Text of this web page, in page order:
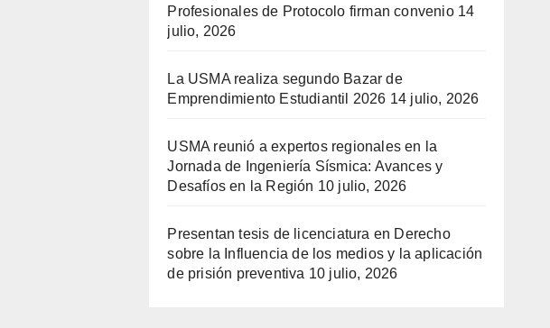
Profesionales de Protocolo firman convenio 14
julio, 2026
La USMA realiza segundo Bazar de
Emprendimiento Estudiantil 2026 14 julio, 2026
USMA reunió a expertos regionales en la
Jornada de Ingeniería Sísmica: Avances y
Desafíos en la Región 10 julio, 2026
Presentan tesis de licenciatura en Derecho
sobre la Influencia de los medios y la aplicación
de prisión preventiva 10 julio, 2026